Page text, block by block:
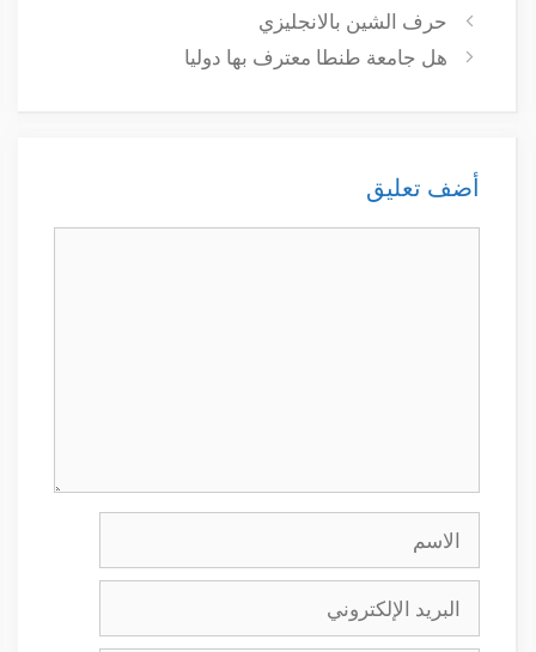
حرف الشين بالانجليزي
هل جامعة طنطا معترف بها دوليا
أضف تعليق
الإلكتروني